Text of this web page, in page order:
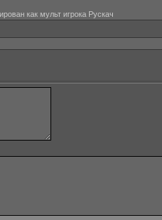
как мульт игрока Рускач